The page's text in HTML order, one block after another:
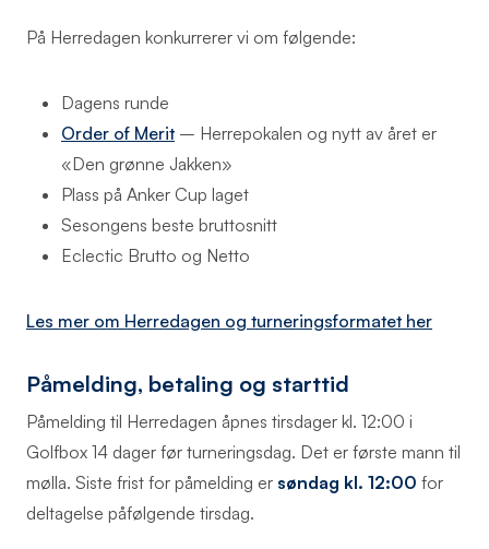
På Herredagen konkurrerer vi om følgende:
Dagens runde
Order of Merit – Herrepokalen og nytt av året er
«Den grønne Jakken»
Plass på Anker Cup laget
Sesongens beste bruttosnitt
Eclectic Brutto og Netto
Les mer om Herredagen og turneringsformatet her
Påmelding, betaling og starttid
Påmelding til Herredagen åpnes tirsdager kl. 12:00 i
Golfbox 14 dager før turneringsdag. Det er første mann til
mølla. Siste frist for påmelding er søndag kl. 12:00 for
deltagelse påfølgende tirsdag.